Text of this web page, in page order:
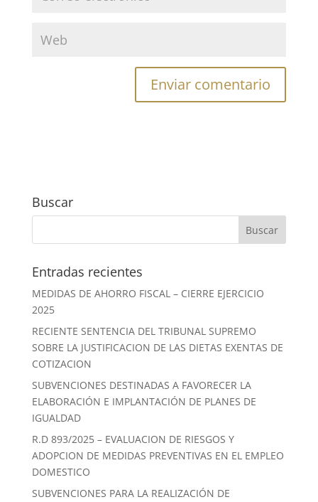
Buscar
Entradas recientes
MEDIDAS DE AHORRO FISCAL – CIERRE EJERCICIO
2025
RECIENTE SENTENCIA DEL TRIBUNAL SUPREMO
SOBRE LA JUSTIFICACION DE LAS DIETAS EXENTAS DE
COTIZACION
SUBVENCIONES DESTINADAS A FAVORECER LA
ELABORACIÓN E IMPLANTACIÓN DE PLANES DE
IGUALDAD
R.D 893/2025 – EVALUACION DE RIESGOS Y
ADOPCION DE MEDIDAS PREVENTIVAS EN EL EMPLEO
DOMESTICO
SUBVENCIONES PARA LA REALIZACIÓN DE